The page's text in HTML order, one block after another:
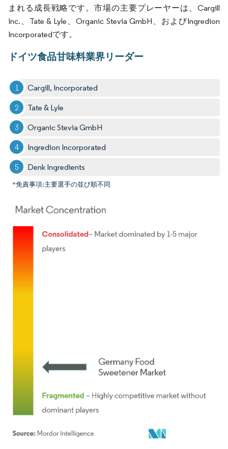
まれる成長戦略です。市場の主要プレーヤーは、Cargill
Inc.、Tate & Lyle、Organic Stevia GmbH、およびIngredion
Incorporatedです。
ドイツ食品甘味料業界リーダー
Cargill, Incorporated
Tate & Lyle
Organic Stevia GmbH
Ingredion Incorporated
Denk Ingredients
*免責事項:主要選手の並び順不同